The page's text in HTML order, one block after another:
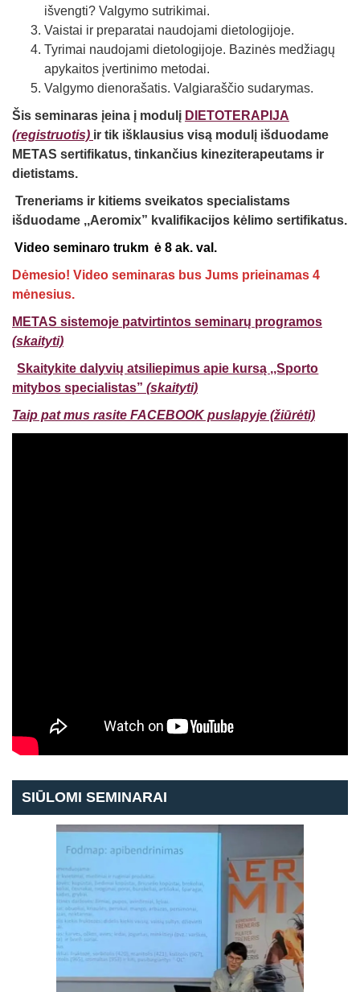
išvengti? Valgymo sutrikimai.
Vaistai ir preparatai naudojami dietologijoje.
Tyrimai naudojami dietologijoje. Bazinės medžiagų
apykaitos įvertinimo metodai.
Valgymo dienorašatis. Valgiaraščio sudarymas.
Šis seminaras įeina į modulį DIETOTERAPIJA
(registruotis) ir tik išklausius visą modulį išduodame
METAS sertifikatus, tinkančius kineziterapeutams ir
dietistams.
Treneriams ir kitiems sveikatos specialistams
išduodame ,,Aeromix” kvalifikacijos kėlimo sertifikatus.
Video seminaro trukm ė 8 ak. val.
Dėmesio! Video seminaras bus Jums prieinamas 4
mėnesius.
METAS sistemoje patvirtintos seminarų programos
(skaityti)
Skaitykite dalyvių atsiliepimus apie kursą ,,Sporto
mitybos specialistas” (skaityti)
Taip pat mus rasite FACEBOOK puslapyje (žiūrėti)
SIŪLOMI SEMINARAI